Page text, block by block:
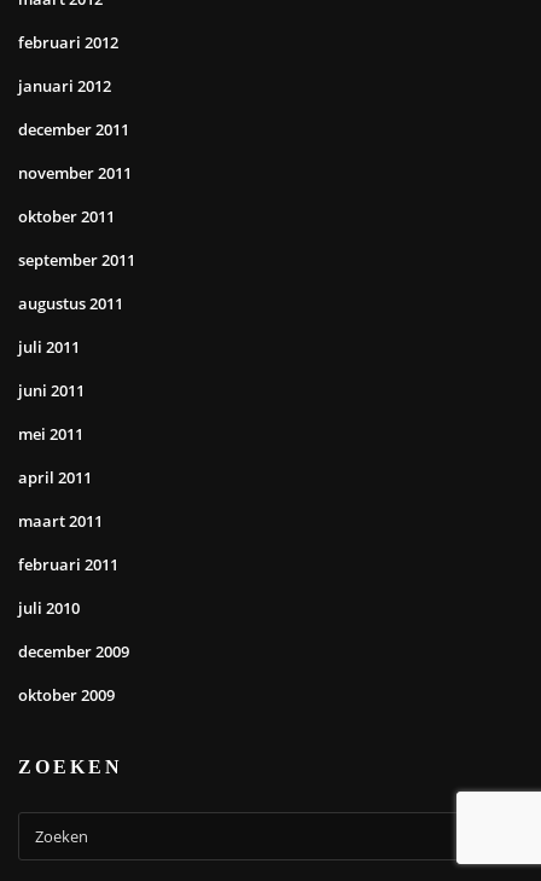
februari 2012
januari 2012
december 2011
november 2011
oktober 2011
september 2011
augustus 2011
juli 2011
juni 2011
mei 2011
april 2011
maart 2011
februari 2011
juli 2010
december 2009
oktober 2009
ZOEKEN